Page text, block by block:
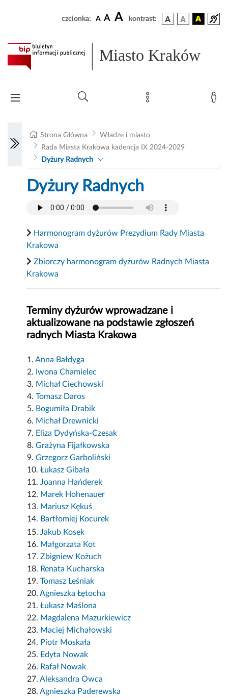
czcionka: A A A kontrast:
Miasto Kraków
Strona Główna
Władze i miasto
Rada Miasta Krakowa kadencja IX 2024-2029
Dyżury Radnych
Dyżury Radnych
Harmonogram dyżurów Prezydium Rady Miasta
Krakowa
Zbiorczy harmonogram dyżurów Radnych Miasta
Krakowa
Terminy dyżurów wprowadzane i
aktualizowane na podstawie zgłoszeń
radnych Miasta Krakowa
1.Anna Bałdyga
2. Iwona Chamielec
3. Michał Ciechowski
4.Tomasz Daros
5. Bogumiła Drabik
6. Michał Drewnicki
7. Eliza Dydyńska-Czesak
8.Grażyna Fijałkowska
9.Grzegorz Garboliński
10.Łukasz Gibała
11.Joanna Hańderek
12. Marek Hohenauer
13. Mariusz Kękuś
14. Bartłomiej Kocurek
15.Jakub Kosek
16. Małgorzata Kot
17.Zbigniew Kożuch
18. Renata Kucharska
19.Tomasz Leśniak
20.Agnieszka Łętocha
21.Łukasz Maślona
22. Magdalena Mazurkiewicz
23. Maciej Michałowski
24. Piotr Moskała
25. Edyta Nowak
26. Rafał Nowak
27.Aleksandra Owca
28.Agnieszka Paderewska